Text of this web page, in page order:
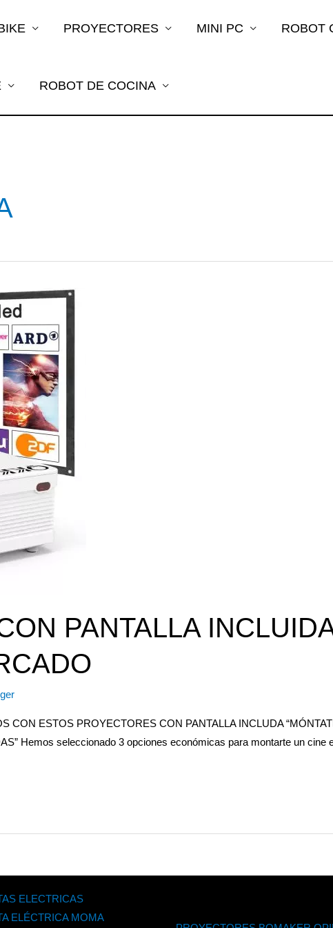
PROYECTORES MINI PC ROBOT
ROBOT DE COCINA
PANTALLA
CON ESTOS PROYECTORES CON PANTALLA INCLUDA
Hemos seleccionado 3 opciones económicas para montarte un
ELECTRICAS
ELÉCTRICA MOMA